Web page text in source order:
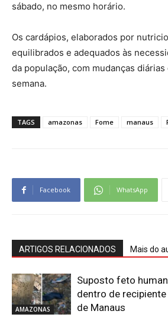
sábado, no mesmo horário.
Os cardápios, elaborados por
equilibrados e adequados às
da população, com mudanças
semana.
TAGS amazonas Fome manaus
Facebook WhatsApp
ARTIGOS RELACIONADOS Mais do
AMAZONAS
Suposto feto
dentro de
de Manaus